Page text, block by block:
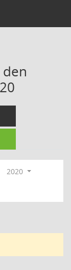
2020